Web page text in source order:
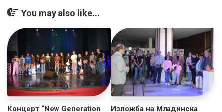
You may also like...
Концерт “New Generation Изложба на Младинска